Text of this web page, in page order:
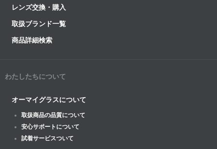
レンズ交換・購入
取扱ブランド一覧
商品詳細検索
わたしたちについて
オーマイグラスについて
取扱商品の品質について
安心サポートについて
試着サービスついて